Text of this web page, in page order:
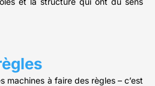
machines à faire des règles – c’est